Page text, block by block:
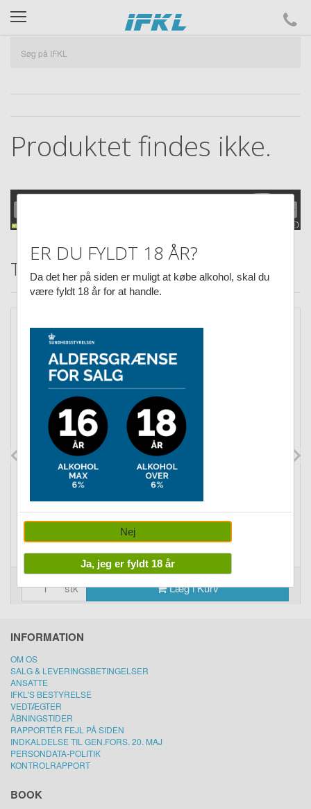
ifkl
Produktet findes ikke.
Tilbud hos IFKL
OUTLET TØJ til 100,- fx Hoodies
Vejl. pris kr. ?
IFKL: kr. 100,00
stk Læg i Kurv
INFORMATION
OM OS
SALG & LEVERINGSBETINGELSER
ANSATTE
IFKL'S BESTYRELSE
VEDTÆGTER
ÅBNINGSTIDER
RAPPORTÉR FEJL PÅ SIDEN
INDKALDELSE TIL GEN.FORS. 20. MAJ
PERSONDATA-POLITIK
KONTROLRAPPORT
BOOK
ER DU FYLDT 18 ÅR?
Da det her på siden er muligt at købe alkohol, skal du
være fyldt 18 år for at handle.
Nej
Ja, jeg er fyldt 18 år